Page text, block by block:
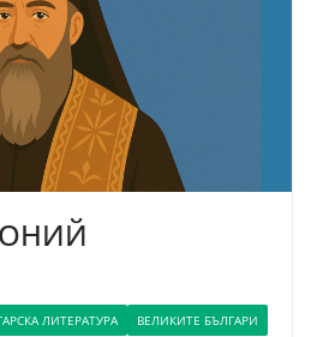
ЛИТЕРАТУРА ВЕЛИКИТЕ БЪЛГАРИ